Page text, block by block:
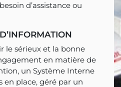
d’assistance ou
le sérieux et la bonne
en matière de
un Système Interne
en place, géré par un